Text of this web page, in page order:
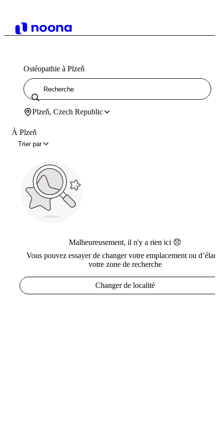
Ostéopathie à Plzeň
Plzeň, Czech Republic
À Plzeň
Trier par
Malheureusement, il n'y a rien ici 😞
Vous pouvez essayer de changer votre emplacement ou
votre zone de recherche
Changer de localité